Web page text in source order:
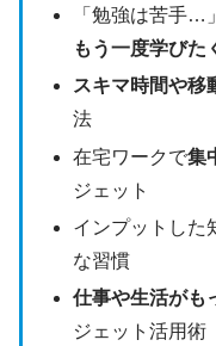
「勉強は苦手…
もう一度学びた
スキマ時間や移
法
在宅ワークで集
ジェット
インプットした
な習慣
仕事や生活がも
ジェット活用術